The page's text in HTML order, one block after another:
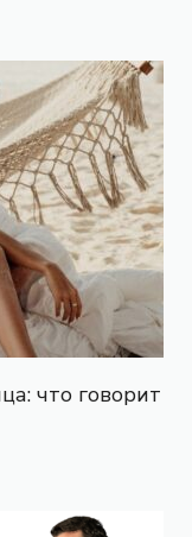
что говорит